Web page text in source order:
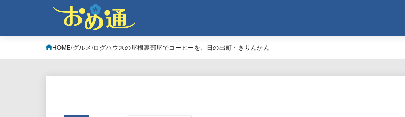
HOME グルメ ログハウスの屋根裏部屋でコーヒーを、日の出町・きりんかん